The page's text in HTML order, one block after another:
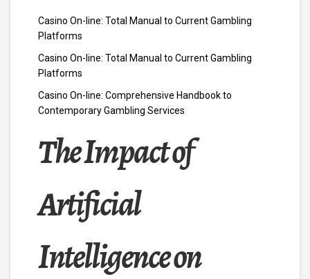
Casino On-line: Total Manual to Current Gambling
Platforms
Casino On-line: Total Manual to Current Gambling
Platforms
Casino On-line: Comprehensive Handbook to
Contemporary Gambling Services
The Impact of
Artificial
Intelligence on